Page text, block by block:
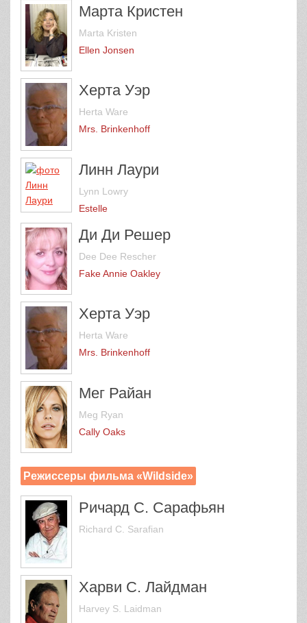
Марта Кристен
Marta Kristen
Ellen Jonsen
Херта Уэр
Herta Ware
Mrs. Brinkenhoff
Линн Лаури
Lynn Lowry
Estelle
Ди Ди Решер
Dee Dee Rescher
Fake Annie Oakley
Херта Уэр
Herta Ware
Mrs. Brinkenhoff
Мег Райан
Meg Ryan
Cally Oaks
Режиссеры фильма «Wildside»
Ричард С. Сарафьян
Richard C. Sarafian
Харви С. Лайдман
Harvey S. Laidman